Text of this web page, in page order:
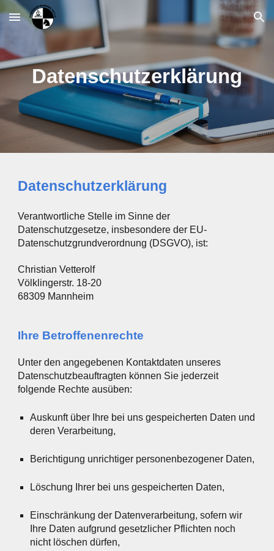
Skip to main content Skip to navigation
Datenschutzerklärung
Datenschutzerklärung
Verantwortliche Stelle im Sinne der
Datenschutzgesetze, insbesondere der EU-
Datenschutzgrundverordnung (DSGVO), ist:
Christian Vetterolf
Völklingerstr. 18-20
68309 Mannheim
Ihre Betroffenenrechte
Unter den angegebenen Kontaktdaten unseres
Datenschutzbeauftragten können Sie jederzeit
folgende Rechte ausüben:
Auskunft über Ihre bei uns gespeicherten Daten und
deren Verarbeitung,
Berichtigung unrichtiger personenbezogener Daten,
Löschung Ihrer bei uns gespeicherten Daten,
Einschränkung der Datenverarbeitung, sofern wir
Ihre Daten aufgrund gesetzlicher Pflichten noch
nicht löschen dürfen,